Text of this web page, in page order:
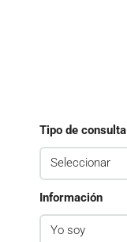
Tipo de consulta
Información